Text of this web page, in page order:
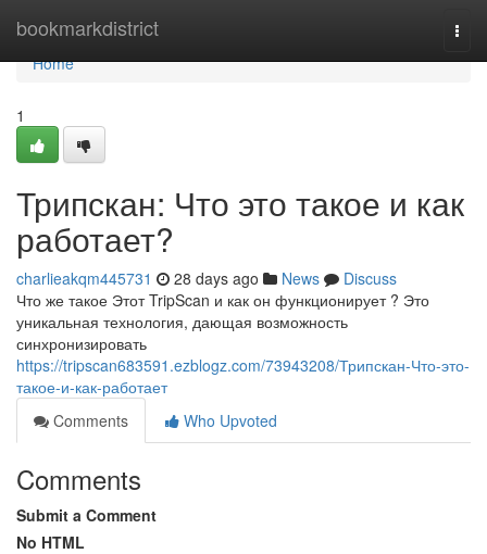
bookmarkdistrict
Home
Home
1
Трипскан: Что это такое и как
работает?
charlieakqm445731 28 days ago News
Discuss
Что же такое Этот TripScan и как он функционирует ? Это
уникальная технология, дающая возможность
синхронизировать
https://tripscan683591.ezblogz.com/73943208/Трипскан-Что-это-
такое-и-как-работает
Comments
Who Upvoted
Comments
Submit a Comment
No HTML